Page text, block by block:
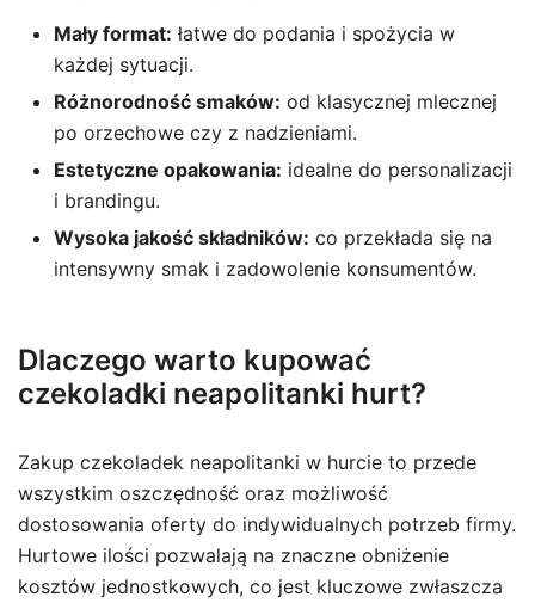
Mały format: łatwe do podania i spożycia w
każdej sytuacji.
Różnorodność smaków: od klasycznej mlecznej
po orzechowe czy z nadzieniami.
Estetyczne opakowania: idealne do personalizacji
i brandingu.
Wysoka jakość składników: co przekłada się na
intensywny smak i zadowolenie konsumentów.
Dlaczego warto kupować
czekoladki neapolitanki hurt?
Zakup czekoladek neapolitanki w hurcie to przede
wszystkim oszczędność oraz możliwość
dostosowania oferty do indywidualnych potrzeb firmy.
Hurtowe ilości pozwalają na znaczne obniżenie
kosztów jednostkowych, co jest kluczowe zwłaszcza